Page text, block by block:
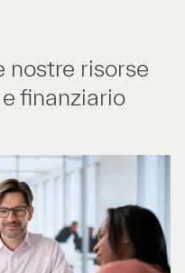
nostre risorse
finanziario